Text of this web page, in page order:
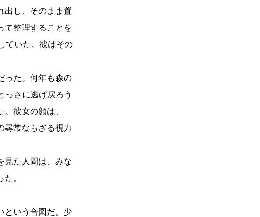
出し、そのまま置
て整理することを
ていた。彼はその
った。何年も森の
っさに逃げ戻ろう
彼女の顔は、
尋常ならざる視力
見た人間は、みな
。
という合図だ。少